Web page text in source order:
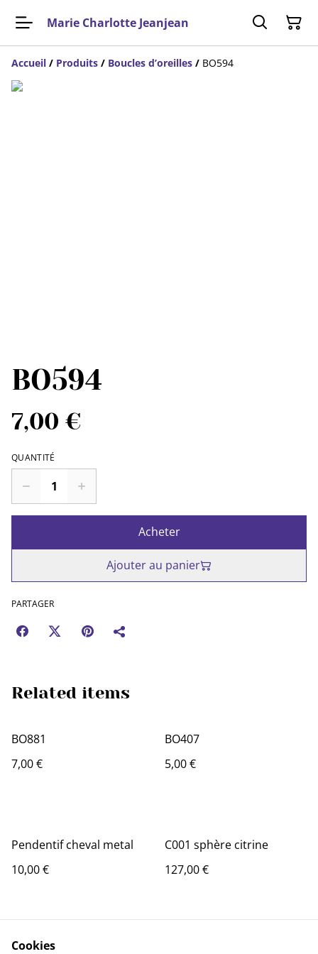
Marie Charlotte Jeanjean
Accueil / Produits / Boucles d’oreilles / BO594
BO594
7,00 €
QUANTITÉ
Acheter
Ajouter au panier
PARTAGER
Related items
BO881
7,00 €
BO407
5,00 €
Pendentif cheval metal
10,00 €
C001 sphère citrine
127,00 €
Cookies